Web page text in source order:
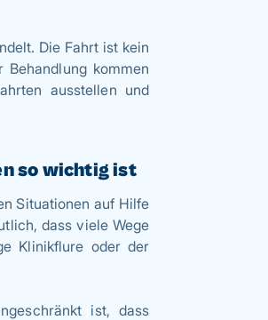
Die Fahrt ist kein
kommen
ausstellen und
so wichtig ist
Situationen auf Hilfe
dass viele Wege
Klinikflure oder der
ist, dass